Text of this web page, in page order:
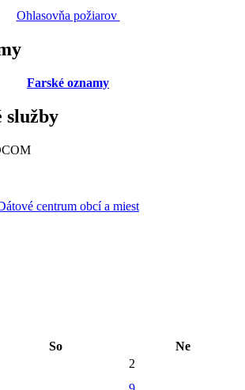
Ohlasovňa požiarov
Farské oznamy
služby
centrum obcí a miest
So
Ne
2